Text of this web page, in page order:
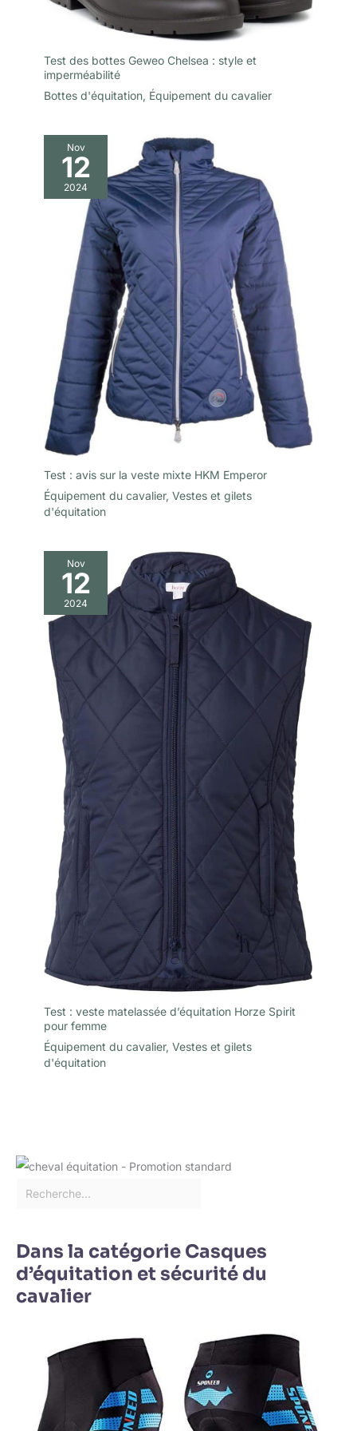
Test des bottes Geweo Chelsea : style et
imperméabilité
Bottes d'équitation, Équipement du cavalier
Nov
12
2024
Test : avis sur la veste mixte HKM Emperor
Équipement du cavalier, Vestes et gilets
d'équitation
Nov
12
2024
Test : veste matelassée d’équitation Horze Spirit
pour femme
Équipement du cavalier, Vestes et gilets
d'équitation
Dans la catégorie Casques
d’équitation et sécurité du
cavalier